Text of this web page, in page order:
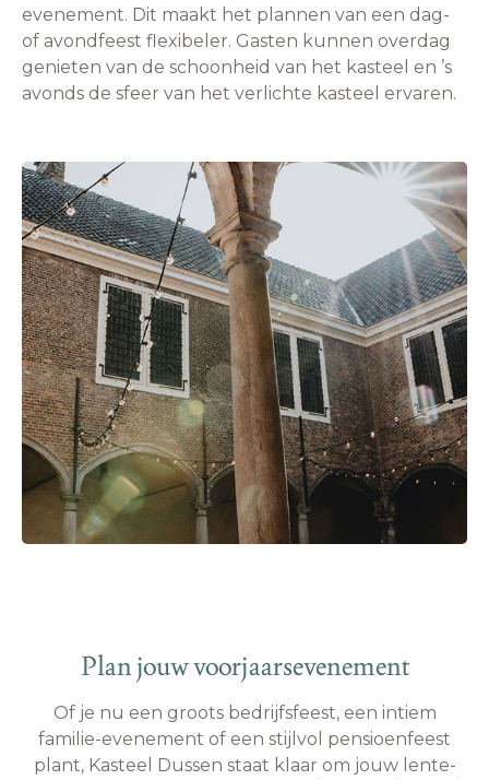
evenement. Dit maakt het plannen van een dag-
of avondfeest flexibeler. Gasten kunnen overdag
genieten van de schoonheid van het kasteel en ’s
avonds de sfeer van het verlichte kasteel ervaren.
Plan jouw voorjaarsevenement
Of je nu een groots bedrijfsfeest, een intiem
familie-evenement of een stijlvol pensioenfeest
plant, Kasteel Dussen staat klaar om jouw lente-